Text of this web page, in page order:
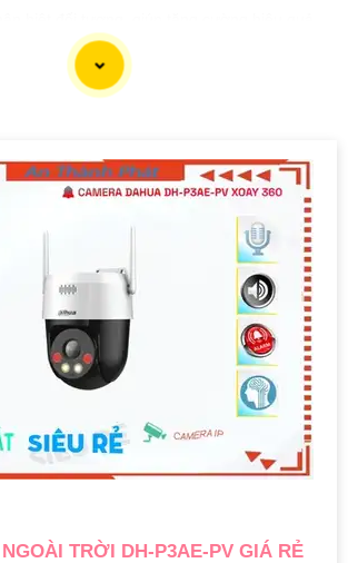
Dome Công Nghệ AI để
doanh nghiệp của bạn và hãy đầu tư vào một
TRỜI DH-P3AE-PV GIÁ RẺ